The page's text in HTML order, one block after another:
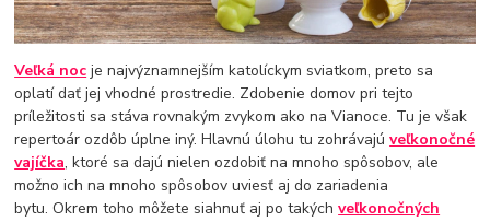
Veľká noc je najvýznamnejším katolíckym sviatkom, preto sa
oplatí dať jej vhodné prostredie. Zdobenie domov pri tejto
príležitosti sa stáva rovnakým zvykom ako na Vianoce. Tu je však
repertoár ozdôb úplne iný. Hlavnú úlohu tu zohrávajúveľkonočné
vajíčka, ktoré sa dajú nielen ozdobiť na mnoho spôsobov, ale
možno ich na mnoho spôsobov uviesť aj do zariadenia
bytu. Okrem toho môžete siahnuť aj po takýchveľkonočných